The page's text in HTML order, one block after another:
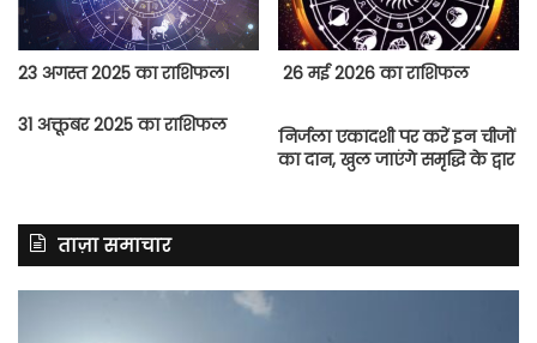
23 अगस्त 2025 का राशिफल। 26 मई 2026 का राशिफल
31 अक्तूबर 2025 का राशिफल
निर्जला एकादशी पर करें इन चीजों
का दान, खुल जाएंगे समृद्धि के द्वार
ताज़ा समाचार